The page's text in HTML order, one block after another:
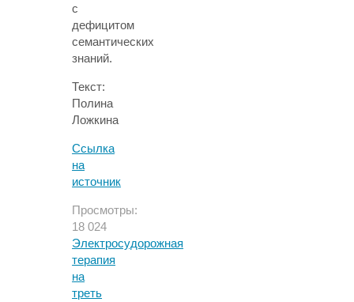
с
дефицитом
семантических
знаний.
Текст:
Полина
Ложкина
Ссылка
на
источник
Просмотры:
18 024
Электросудорожная
терапия
на
треть